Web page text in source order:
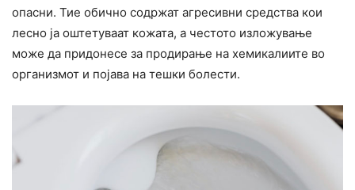
опасни. Тие обично содржат агресивни средства кои
лесно ја оштетуваат кожата, а честото изложување
може да придонесе за продирање на хемикалиите во
организмот и појава на тешки болести.